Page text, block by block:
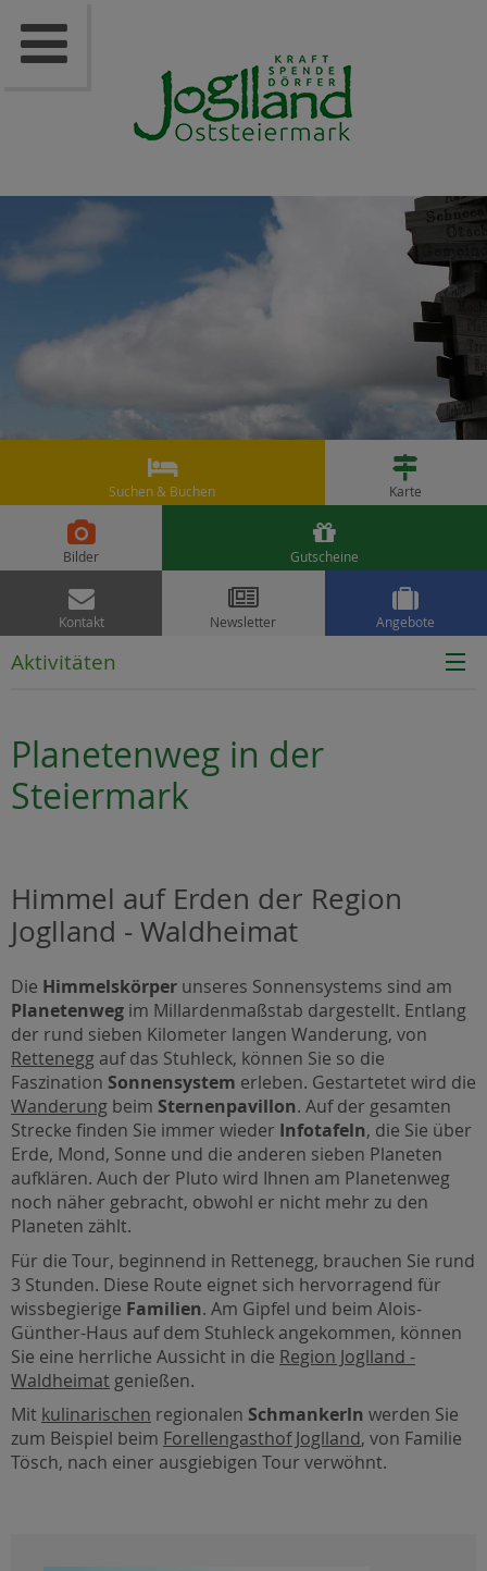

Suchen & Buchen

Karte

Bilder

Gutscheine

Kontakt

Newsletter

Angebote
Aktivitäten
Planetenweg in der
Steiermark
Himmel auf Erden der Region
Joglland - Waldheimat
Die Himmelskörper unseres Sonnensystems sind am
Planetenweg im Millardenmaßstab dargestellt. Entlang
der rund sieben Kilometer langen Wanderung, von
Rettenegg auf das Stuhleck, können Sie so die
Faszination Sonnensystem erleben. Gestartetet wird die
Wanderung beim Sternenpavillon. Auf der gesamten
Strecke finden Sie immer wieder Infotafeln, die Sie über
Erde, Mond, Sonne und die anderen sieben Planeten
aufklären. Auch der Pluto wird Ihnen am Planetenweg
noch näher gebracht, obwohl er nicht mehr zu den
Planeten zählt.
Für die Tour, beginnend in Rettenegg, brauchen Sie rund
3 Stunden. Diese Route eignet sich hervorragend für
wissbegierige Familien. Am Gipfel und beim Alois-
Günther-Haus auf dem Stuhleck angekommen, können
Sie eine herrliche Aussicht in die Region Joglland -
Waldheimat genießen.
Mit kulinarischen regionalen Schmankerln werden Sie
zum Beispiel beim Forellengasthof Joglland, von Familie
Tösch, nach einer ausgiebigen Tour verwöhnt.
